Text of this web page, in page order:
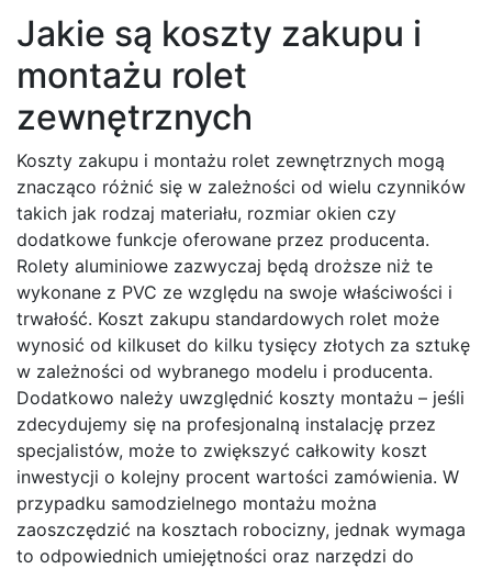
Jakie są koszty zakupu i
montażu rolet
zewnętrznych
Koszty zakupu i montażu rolet zewnętrznych mogą
znacząco różnić się w zależności od wielu czynników
takich jak rodzaj materiału, rozmiar okien czy
dodatkowe funkcje oferowane przez producenta.
Rolety aluminiowe zazwyczaj będą droższe niż te
wykonane z PVC ze względu na swoje właściwości i
trwałość. Koszt zakupu standardowych rolet może
wynosić od kilkuset do kilku tysięcy złotych za sztukę
w zależności od wybranego modelu i producenta.
Dodatkowo należy uwzględnić koszty montażu – jeśli
zdecydujemy się na profesjonalną instalację przez
specjalistów, może to zwiększyć całkowity koszt
inwestycji o kolejny procent wartości zamówienia. W
przypadku samodzielnego montażu można
zaoszczędzić na kosztach robocizny, jednak wymaga
to odpowiednich umiejętności oraz narzędzi do